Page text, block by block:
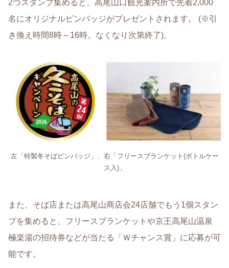
2つスタンプ集めると、高尾山口観光案内所で先着2,000
名にオリジナルピンバッジがプレゼントされます。 (※引
き換え時間8時～16時。なくなり次第終了)。
左「特製冬そばピンバッジ」、右「フリースブランケット(ボトルケー
ス入)」
また、そば店または高尾山商店会24店舗でもう1個スタン
プを集めると、フリースブランケットや京王高尾山温泉
極楽湯の招待券などが当たる「Ｗチャンス賞」に応募が可
能です。